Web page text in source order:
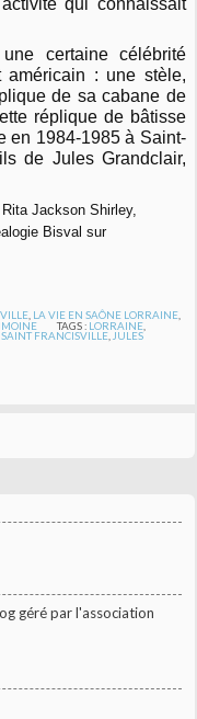
géré par l'association
certaine célébrité
américain : une stèle,
de sa cabane de
réplique de bâtisse
en 1984-1985 à Saint-
de Jules Grandclair,
Jackson Shirley,
Bisval sur
, LA VIE EN SAÔNE LORRAINE,
TAGS : LORRAINE,
SAINT FRANCISVILLE,JULES